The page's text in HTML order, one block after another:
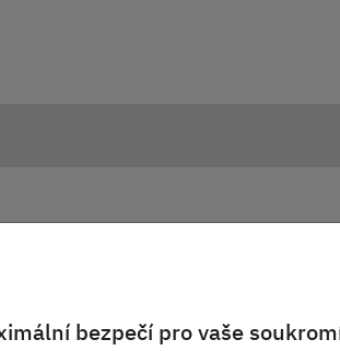
bezpečí pro vaše